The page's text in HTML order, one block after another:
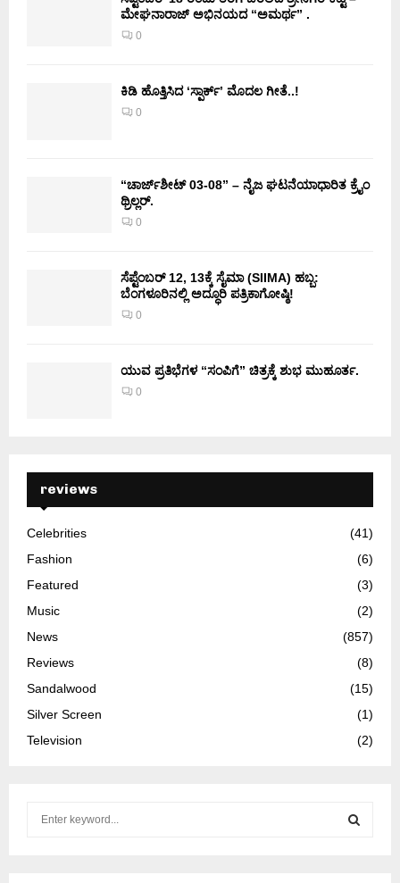
ಮೇಘನಾರಾಜ್ ಅಭಿನಯದ “ಅಮರ್ಥ” .
0
ಕಿಡಿ‌‌ ಹೊತ್ತಿಸಿದ ‘ಸ್ಪಾರ್ಕ್’ ಮೊದಲ‌ ಗೀತೆ..!
0
“ಚಾರ್ಜ್‌ಶೀಟ್ 03-08” – ನೈಜ ಘಟನೆಯಾಧಾರಿತ ಕ್ರೈಂ
ಥ್ರಿಲ್ಲರ್.
0
ಸೆಪ್ಟೆಂಬರ್ 12, 13ಕ್ಕೆ ಸೈಮಾ (SIIMA) ಹಬ್ಬ:
ಬೆಂಗಳೂರಿನಲ್ಲಿ ಅದ್ಧೂರಿ ಪತ್ರಿಕಾಗೋಷ್ಠಿ!
0
ಯುವ ಪ್ರತಿಭೆಗಳ “ಸಂಪಿಗೆ” ಚಿತ್ರಕ್ಕೆ ಶುಭ ಮುಹೂರ್ತ.
0
reviews
Celebrities
(41)
Fashion
(6)
Featured
(3)
Music
(2)
News
(857)
Reviews
(8)
Sandalwood
(15)
Silver Screen
(1)
Television
(2)